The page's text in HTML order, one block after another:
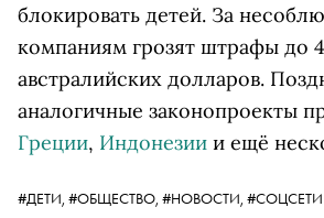
блокировать детей. За
компаниям грозят штрафы до
австралийских долларов.
аналогичные законопроекты
Греции, Индонезии и ещё
#ДЕТИ, #ОБЩЕСТВО, #НОВОСТИ, #СОЦСЕТИ